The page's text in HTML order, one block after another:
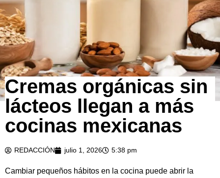
Cremas orgánicas sin
lácteos llegan a más
cocinas mexicanas
REDACCIÓN julio 1, 2026 5:38 pm
Cambiar pequeños hábitos en la cocina puede abrir la